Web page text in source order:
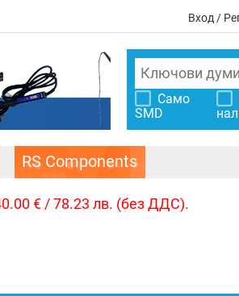
Вход /
Само
SMD
RS Components
€ / 78.23 лв. (без ДДС).